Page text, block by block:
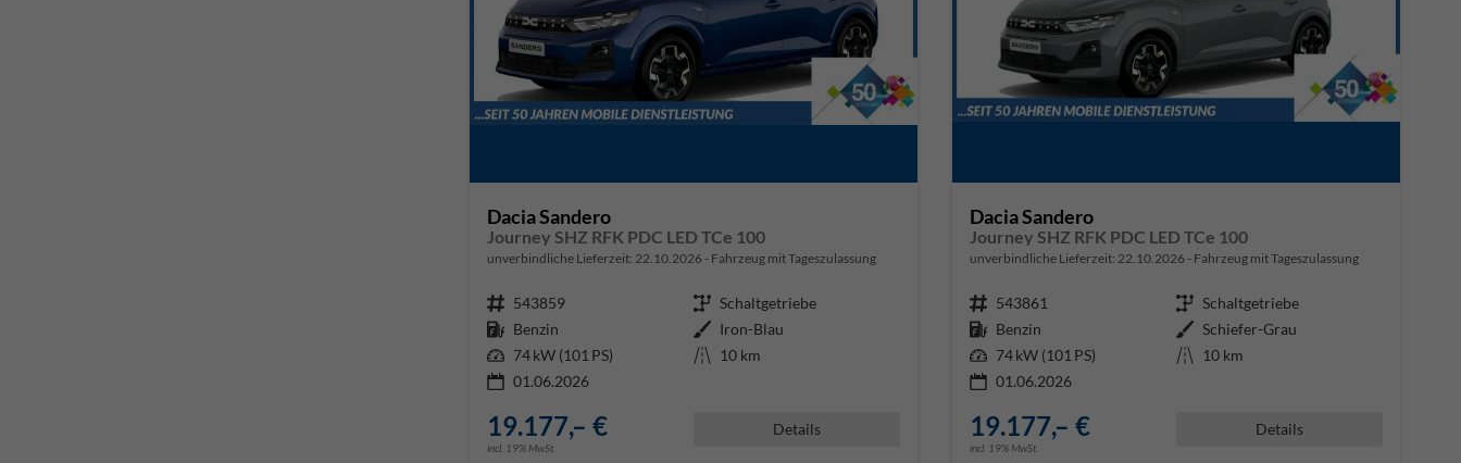
Dacia Sandero
Journey SHZ RFK PDC LED TCe 100
unverbindliche Lieferzeit: 22.10.2026 Fahrzeug mit Tageszulassung
Fahrzeugnr. 543859 Getriebe Schaltgetriebe
Kraftstoff Benzin Außenfarbe Iron-Blau
Leistung 74 kW (101 PS) Kilometerstand 10 km
01.06.2026
19.177,– €
incl. 19% MwSt.
Details
Dacia Sandero
Journey SHZ RFK PDC LED TCe 100
unverbindliche Lieferzeit: 22.10.2026 Fahrzeug mit Tageszulassung
Fahrzeugnr. 543861 Getriebe Schaltgetriebe
Kraftstoff Benzin Außenfarbe Schiefer-Grau
Leistung 74 kW (101 PS) Kilometerstand 10 km
01.06.2026
19.177,– €
incl. 19% MwSt.
Details